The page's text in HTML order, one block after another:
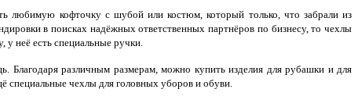
любимую кофточку с шубой или костюм, который только, что забрали из
в поисках надёжных ответственных партнёров по бизнесу, то чехлы
у неё есть специальные ручки.
Благодаря различным размерам, можно купить изделия для рубашки и для
специальные чехлы для головных уборов и обуви.